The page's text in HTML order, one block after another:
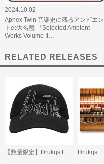
2024.10.02
Aphex Twin 音楽史に残るアンビエン
トの大名盤 『Selected Ambient
Works Volume II…
RELATED RELEASES
Drukqs